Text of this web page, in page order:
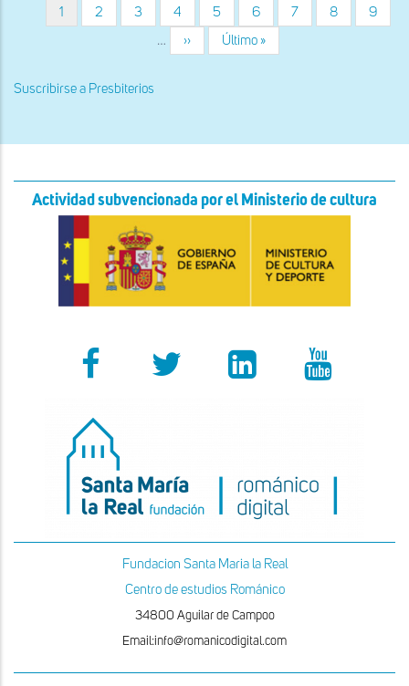
presbiterial
Paginación
Página
actual
1 Página
2 Página
3 Página
4 Página
5 Página
6 Página
7 Página
8 Página
9
…
Siguiente
página
››
Última
página
Último »
Suscribirse a Presbiterios
Actividad subvencionada por el Ministerio de cultura
Fundacion Santa Maria la Real
Centro de estudios Románico
34800 Aguilar de Campoo
Email:info@romanicodigital.com